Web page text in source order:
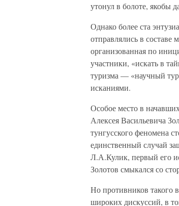
утонул в болоте, якобы
Однако более ста
отправлялись в
организованная по
участники, «искать в
туризма — «научный
исканиями.
Особое место в
Алексея Васильевича
тунгусского феномена
единственный случай
Л.А.Кулик, первый его
Золотов смыкался со
Но противников такого
широких дискуссий, в